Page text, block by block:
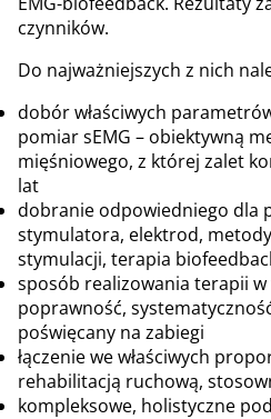
czynników.
Do najważniejszych z nich
dobór właściwych
pomiar sEMG – obiektywną
mięśniowego, z której zalet
lat
dobranie odpowiedniego dla
stymulatora, elektrod,
stymulacji, terapia
sposób realizowania terapii
poprawność,
poświęcany na zabiegi
łączenie we właściwych
rehabilitacją ruchową,
kompleksowe, holistyczne